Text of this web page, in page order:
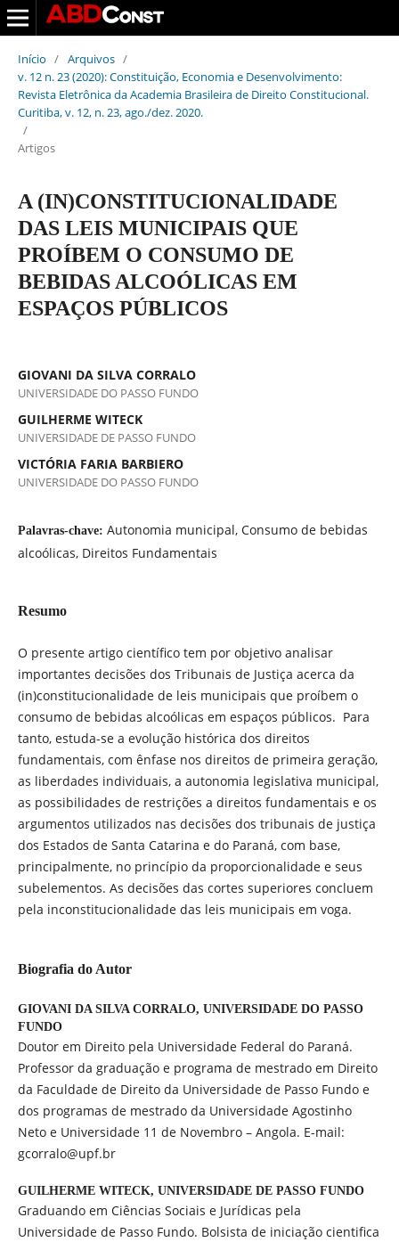
Início / Arquivos /
v. 12 n. 23 (2020): Constituição, Economia e Desenvolvimento:
Revista Eletrônica da Academia Brasileira de Direito Constitucional.
Curitiba, v. 12, n. 23, ago./dez. 2020.
/
Artigos
A (IN)CONSTITUCIONALIDADE
DAS LEIS MUNICIPAIS QUE
PROÍBEM O CONSUMO DE
BEBIDAS ALCOÓLICAS EM
ESPAÇOS PÚBLICOS
GIOVANI DA SILVA CORRALO
UNIVERSIDADE DO PASSO FUNDO
GUILHERME WITECK
UNIVERSIDADE DE PASSO FUNDO
VICTÓRIA FARIA BARBIERO
UNIVERSIDADE DO PASSO FUNDO
Palavras-chave: Autonomia municipal, Consumo de bebidas
alcoólicas, Direitos Fundamentais
Resumo
O presente artigo científico tem por objetivo analisar
importantes decisões dos Tribunais de Justiça acerca da
(in)constitucionalidade de leis municipais que proíbem o
consumo de bebidas alcoólicas em espaços públicos. Para
tanto, estuda-se a evolução histórica dos direitos
fundamentais, com ênfase nos direitos de primeira geração,
as liberdades individuais, a autonomia legislativa municipal,
as possibilidades de restrições a direitos fundamentais e os
argumentos utilizados nas decisões dos tribunais de justiça
dos Estados de Santa Catarina e do Paraná, com base,
principalmente, no princípio da proporcionalidade e seus
subelementos. As decisões das cortes superiores concluem
pela inconstitucionalidade das leis municipais em voga.
Biografia do Autor
GIOVANI DA SILVA CORRALO, UNIVERSIDADE DO PASSO
FUNDO
Doutor em Direito pela Universidade Federal do Paraná.
Professor da graduação e programa de mestrado em Direito
da Faculdade de Direito da Universidade de Passo Fundo e
dos programas de mestrado da Universidade Agostinho
Neto e Universidade 11 de Novembro – Angola. E-mail:
gcorralo@upf.br
GUILHERME WITECK, UNIVERSIDADE DE PASSO FUNDO
Graduando em Ciências Sociais e Jurídicas pela
Universidade de Passo Fundo. Bolsista de iniciação cientifica